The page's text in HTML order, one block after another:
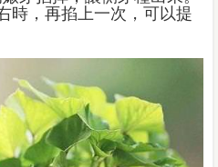
時，再掐上一次，可以提